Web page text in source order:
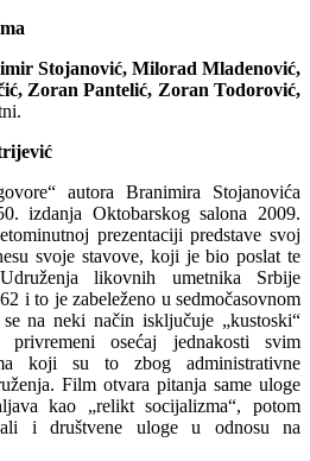
Stojanović, Milorad Mladenović,
Zoran Pantelić, Zoran Todorović,
autora Branimira Stojanovića
izdanja Oktobarskog salona 2009.
prezentaciji predstave svoj
svoje stavove, koji je bio poslat te
likovnih umetnika Srbije
i to je zabeleženo u sedmočasovnom
na neki način isključuje „kustoski“
osećaj jednakosti svim
koji su to zbog administrativne
Film otvara pitanja same uloge
kao „relikt socijalizma“, potom
ali i društvene uloge u odnosu na